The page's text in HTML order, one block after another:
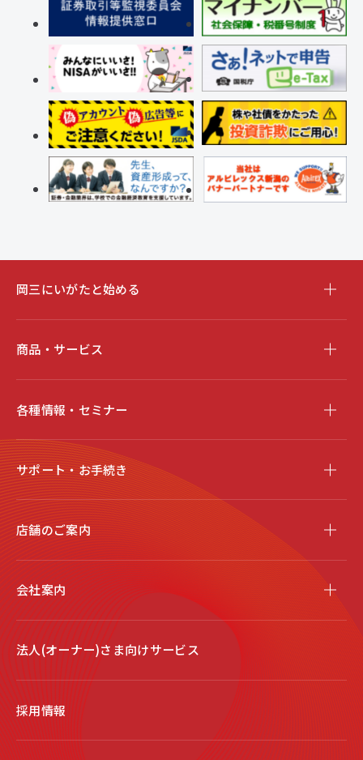
岡三にいがたと始める
商品・サービス
各種情報・セミナー
サポート・お手続き
店舗のご案内
会社案内
法人(オーナー)さま向けサービス
採用情報